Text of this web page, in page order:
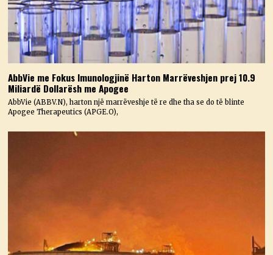
AbbVie me Fokus Imunologjinë Harton Marrëveshjen prej 10.9
Miliardë Dollarësh me Apogee
AbbVie (ABBV.N), harton një marrëveshje të re dhe tha se do të blinte
Apogee Therapeutics (APGE.O),